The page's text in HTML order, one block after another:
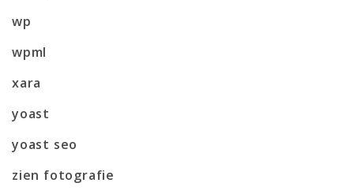
wp
wpml
xara
yoast
yoast seo
zien fotografie